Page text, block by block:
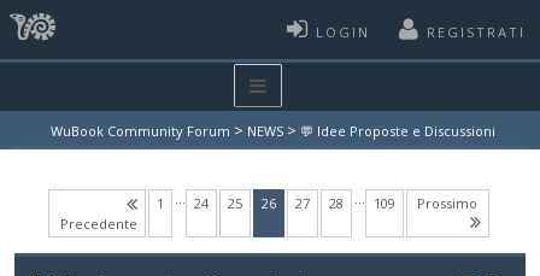
LOGIN REGISTRATI
WuBook Community Forum > NEWS > 💬 Idee Proposte e Discussioni
Precedente
1 … 24 25 26(current)
27 28 … 109 Prossimo